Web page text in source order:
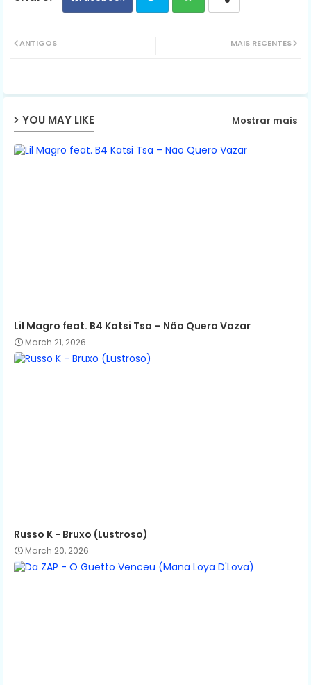
ap
MAIS RECENTES
ANTIGOS
YOU MAY LIKE Mostrar mais
Lil Magro feat. B4 Katsi Tsa – Não Quero Vazar
March 21, 2026
Russo K - Bruxo (Lustroso)
March 20, 2026